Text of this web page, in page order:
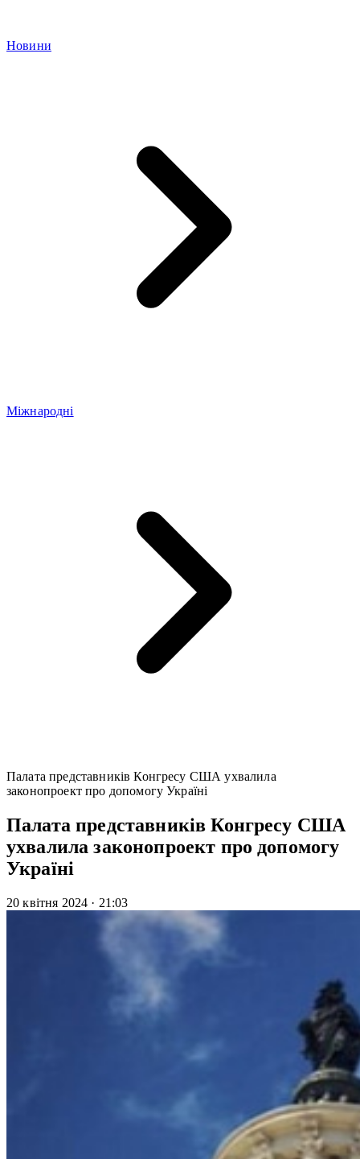
Новини
Міжнародні
Палата представників Конгресу США ухвалила
законопроект про допомогу Україні
Палата представників Конгресу США
ухвалила законопроект про допомогу
Україні
20 квітня 2024 · 21:03